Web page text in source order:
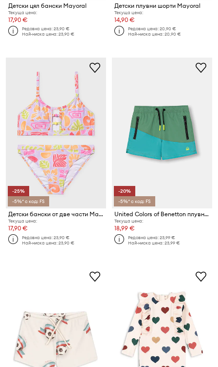
Детски цял бански Mayoral
Текуща цена:
17,90 €
Редовна цена:23,90 €
Най-ниска цена:23,90 €
Детски плувни шорти Mayoral
Текуща цена:
14,90 €
Редовна цена:20,90 €
Най-ниска цена:20,90 €
-25%
-5%* с код: FS
Детски бански от две части Mayoral
Текуща цена:
17,90 €
Редовна цена:23,90 €
Най-ниска цена:23,90 €
-20%
-5%* с код: FS
United Colors of Benetton плувни шорти за деца
Текуща цена:
18,99 €
Редовна цена:23,99 €
Най-ниска цена:23,99 €